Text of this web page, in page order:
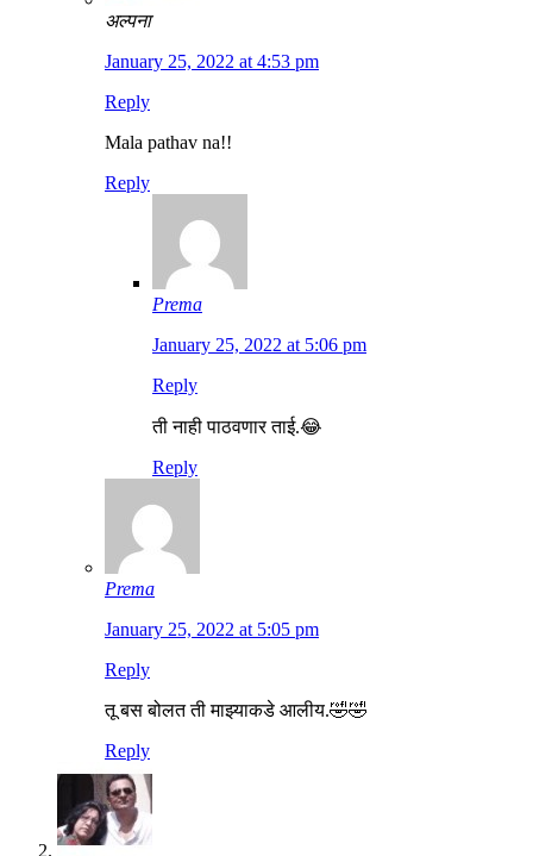
अल्पना
January 25, 2022 at 4:53 pm
Reply
Mala pathav na!!
Reply
Prema
January 25, 2022 at 5:06 pm
Reply
ती नाही पाठवणार ताई.😂
Reply
Prema
January 25, 2022 at 5:05 pm
Reply
तू बस बोलत ती माझ्याकडे आलीय.🤣🤣
Reply